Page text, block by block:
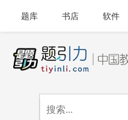
题库 书店 软件
APP下载